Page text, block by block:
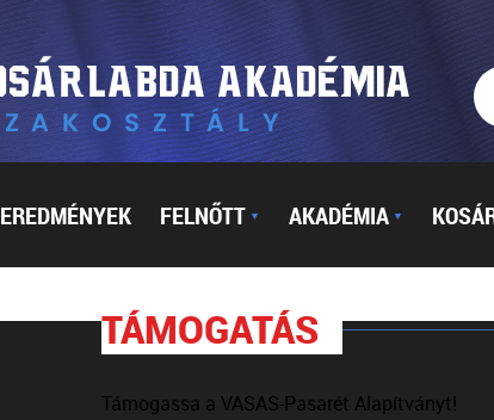
EREDMÉNYEK FELNŐTT ▼ AKADÉMIA ▼
TÁMOGATÁS
Támogassa a VASAS-Pasarét Alapítványt!